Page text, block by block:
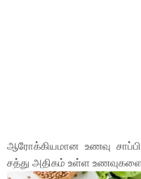
ஆரோக்கியமான உணவு
சத்து அதிகம் உள்ள